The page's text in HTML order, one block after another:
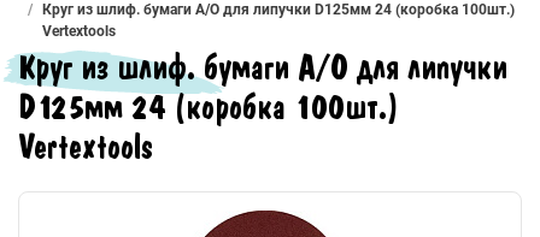
Круг из шлиф. бумаги А/О для липучки D125мм 24 (коробка 100шт.)
Vertextools
Круг из шлиф. бумаги А/О для липучки
D125мм 24 (коробка 100шт.)
Vertextools